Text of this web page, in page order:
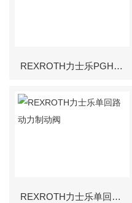
REXROTH力士乐PGH系列齿轮泵
REXROTH力士乐单回路动力制动阀